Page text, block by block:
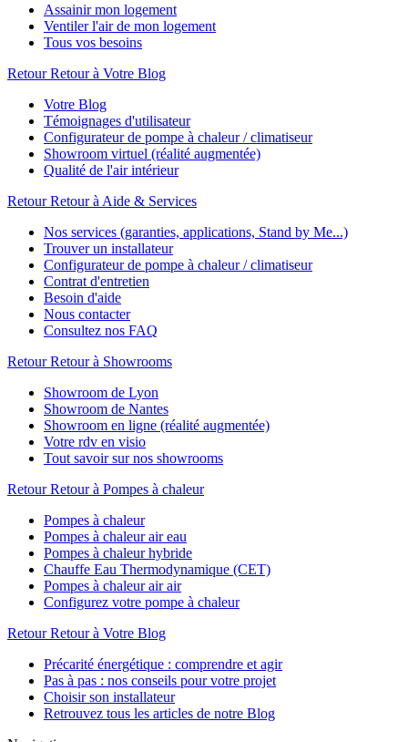
Assainir mon logement
Ventiler l'air de mon logement
Tous vos besoins
Retour Retour à Votre Blog
Votre Blog
Témoignages d'utilisateur
Configurateur de pompe à chaleur / climatiseur
Showroom virtuel (réalité augmentée)
Qualité de l'air intérieur
Retour Retour à Aide & Services
Nos services (garanties, applications, Stand by Me...)
Trouver un installateur
Configurateur de pompe à chaleur / climatiseur
Contrat d'entretien
Besoin d'aide
Nous contacter
Consultez nos FAQ
Retour Retour à Showrooms
Showroom de Lyon
Showroom de Nantes
Showroom en ligne (réalité augmentée)
Votre rdv en visio
Tout savoir sur nos showrooms
Retour Retour à Pompes à chaleur
Pompes à chaleur
Pompes à chaleur air eau
Pompes à chaleur hybride
Chauffe Eau Thermodynamique (CET)
Pompes à chaleur air air
Configurez votre pompe à chaleur
Retour Retour à Votre Blog
Précarité énergétique : comprendre et agir
Pas à pas : nos conseils pour votre projet
Choisir son installateur
Retrouvez tous les articles de notre Blog